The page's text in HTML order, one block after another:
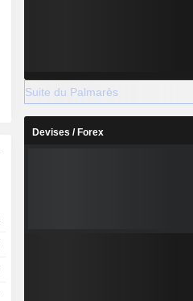
Suite du Palmarès
Devises / Forex